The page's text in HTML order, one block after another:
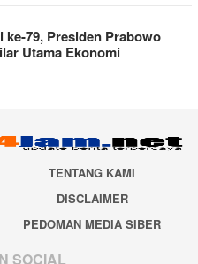
ke-79, Presiden Prabowo
Utama Ekonomi
TENTANG KAMI
DISCLAIMER
PEDOMAN MEDIA SIBER
SOCIAL